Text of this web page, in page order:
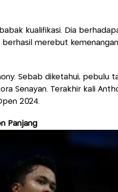
kualifikasi. Dia
berhasil merebut
Sebab diketahui, pebulu
Senayan. Terakhir kali
2024.
Panjang